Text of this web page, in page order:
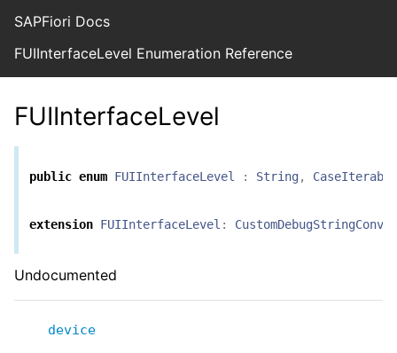
SAPFiori Docs
FUIInterfaceLevel Enumeration Reference
FUIInterfaceLevel
public enum FUIInterfaceLevel : String, CaseIterable
extension FUIInterfaceLevel :
Undocumented
device